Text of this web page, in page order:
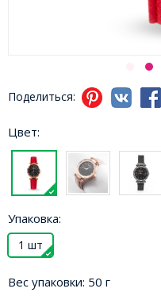
Поделиться:
Цвет:
Упаковка:
1 шт
Вес упаковки: 50 г